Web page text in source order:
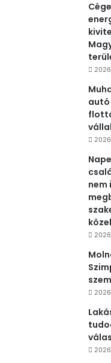
autó
nem